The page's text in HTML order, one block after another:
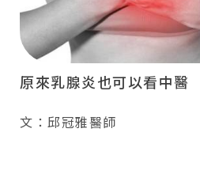
原來乳腺炎也可以看中醫
文：邱冠雅醫師